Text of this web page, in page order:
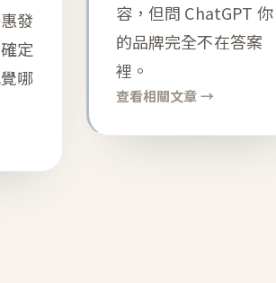
發
定
哪
容，但問 ChatGPT 你
的品牌完全不在答案
裡。
查看相關文章 →